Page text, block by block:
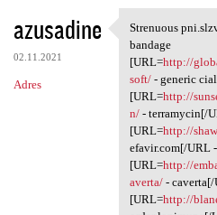
azusadine
02.11.2021
Adres
Strenuous
Strenuous
bandage
[URL=http://
soft/- generic
[URL=http://
n/- terramycin[/
[URL=http://
efavir.com[/URL -
[URL=http://
averta/- caverta[/
[URL=http://